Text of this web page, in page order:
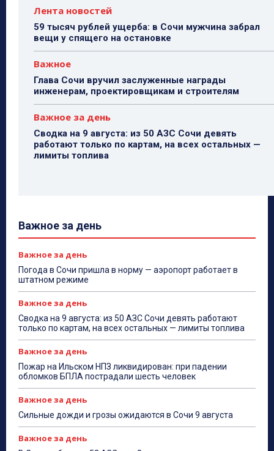
Лента новостей
59 тысяч рублей ущерба: в Сочи мужчина забрал
вещи у спящего на остановке
Важное
Глава Сочи вручил заслуженные награды
инженерам, проектировщикам и строителям
Важное за день
Сводка на 9 августа: из 50 АЗС Сочи девять
работают только по картам, на всех остальных —
лимиты топлива
Важное за день
Важное за день
Погода в Сочи пришла в норму — аэропорт работает в
штатном режиме
Важное за день
Сводка на 9 августа: из 50 АЗС Сочи девять работают
только по картам, на всех остальных — лимиты топлива
Важное за день
Пожар на Ильском НПЗ ликвидирован: при падении
обломков БПЛА пострадали шесть человек
Важное за день
Сильные дожди и грозы ожидаются в Сочи 9 августа
Важное за день